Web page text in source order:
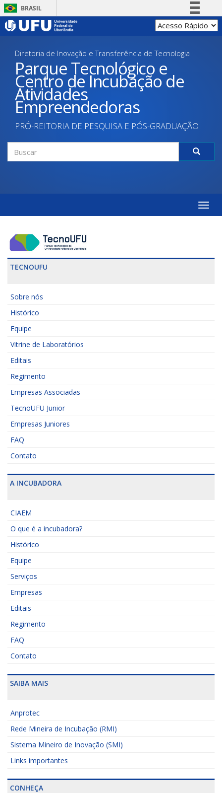
Pular
para
BRASIL
Simplifique!
Participe
Acesso à informação
Legislação
Diretoria de Inovação e Transferência de Tecnologia
Parque Tecnológico e
Centro de Incubação de
Atividades
Empreendedoras
PRÓ-REITORIA DE PESQUISA E PÓS-GRADUAÇÃO
Formulário
de
Toggle
TECNOUFU
Sobre nós
Histórico
Equipe
Vitrine de Laboratórios
Editais
Regimento
Empresas Associadas
TecnoUFU Junior
Empresas Juniores
FAQ
Contato
A INCUBADORA
CIAEM
O que é a incubadora?
Histórico
Equipe
Serviços
Empresas
Editais
Regimento
FAQ
Contato
SAIBA MAIS
Anprotec
Rede Mineira de Incubação (RMI)
Sistema Mineiro de Inovação (SMI)
Links importantes
CONHEÇA